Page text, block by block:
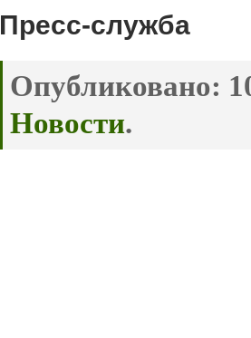
Пресс-служба
Опубликовано:
Новости.